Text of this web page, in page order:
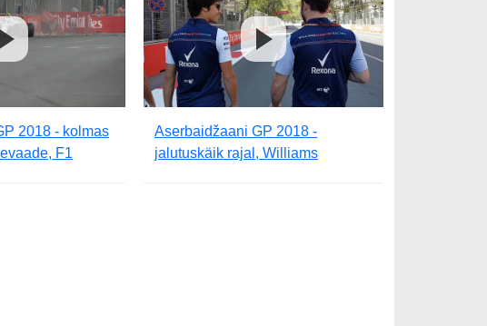
2018 - kolmas
F1
Aserbaidžaani GP 2018 -
jalutuskäik rajal, Williams